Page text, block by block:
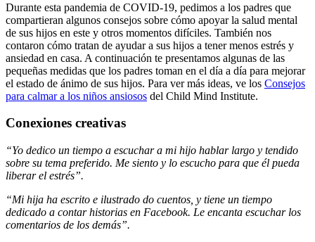
Durante esta pandemia de COVID-19, pedimos a los padres que
compartieran algunos consejos sobre cómo apoyar la salud mental
de sus hijos en este y otros momentos difíciles. También nos
contaron cómo tratan de ayudar a sus hijos a tener menos estrés y
ansiedad en casa. A continuación te presentamos algunas de las
pequeñas medidas que los padres toman en el día a día para mejorar
el estado de ánimo de sus hijos. Para ver más ideas, ve los Consejos
para calmar a los niños ansiosos del Child Mind Institute.
Conexiones creativas
“Yo dedico un tiempo a escuchar a mi hijo hablar largo y tendido
sobre su tema preferido. Me siento y lo escucho para que él pueda
liberar el estrés”.
“Mi hija ha escrito e ilustrado do cuentos, y tiene un tiempo
dedicado a contar historias en Facebook. Le encanta escuchar los
comentarios de los demás”.